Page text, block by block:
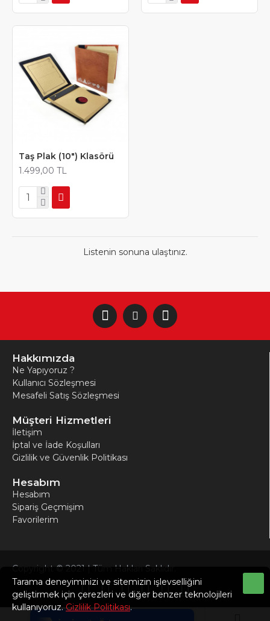
Tek Tıkla Ödeme Kolaylığı
7/24 Canlı Destek
Taş Plak (10") Klasörü
1.499,00 TL
Listenin sonuna ulaştınız.
Hakkımızda
Ne Yapıyoruz ?
Kullanıcı Sözleşmesi
Mesafeli Satış Sözleşmesi
Müşteri Hizmetleri
İletişim
İptal ve İade Koşulları
Gizlilik ve Güvenlik Politikası
Hesabım
Hesabım
Sipariş Geçmişim
Favorilerim
Copyright © 2021 | Tüm Hakları Saklıdır.
Tarama deneyiminizi ve sitemizin işlevselliğini
geliştirmek için çerezleri ve diğer benzer teknolojileri
kullanıyoruz.Gizlilik Politikası.